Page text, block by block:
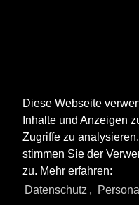
Alle Fotos aus Österreich -
Diese Webseite
Inhalte und Anzeigen
Zugriffe zu
stimmen Sie der
zu. Mehr erfahren:
Datenschutz ,